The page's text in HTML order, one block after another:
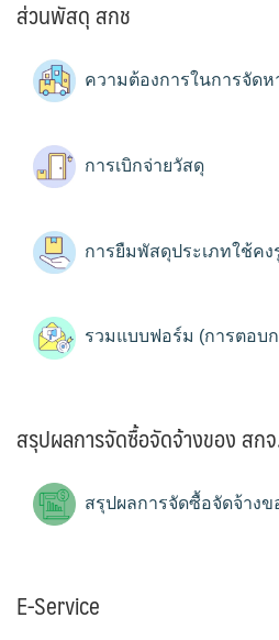
ส่วนพัสดุ สกช
ความต้องการในการจัด
การเบิกจ่ายวัสดุ
การยืมพัสดุประเภทใช้คง
รวมแบบฟอร์ม (การตอบ
สรุปผลการจัดซื้อจัดจ้างของ สก
สรุปผลการจัดซื้อจัดจ้างข
E-Service